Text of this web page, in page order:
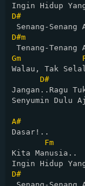
D#
D#m
Gm
Walau, Tak
D#
Jangan..Ragu
Senyumin Dulu
A#
Dasar!..
Fm
Kita Manusia..
D#